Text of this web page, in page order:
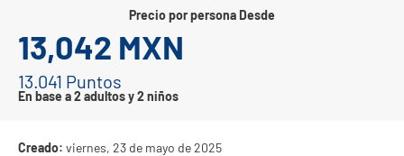
precio por persona Desde
13,042 MXN
13.041 Puntos
En base a 2 adultos y 2 niños
Creado: viernes, 23 de mayo de 2025